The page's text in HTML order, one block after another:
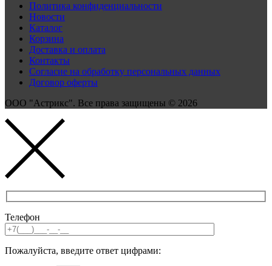
Политика конфиденциальности
Новости
Каталог
Корзина
Доставка и оплата
Контакты
Согласие на обработку персональных данных
Договор оферты
ООО "Астрикс". Все права защищены © 2026
Телефон
Пожалуйста, введите ответ цифрами: